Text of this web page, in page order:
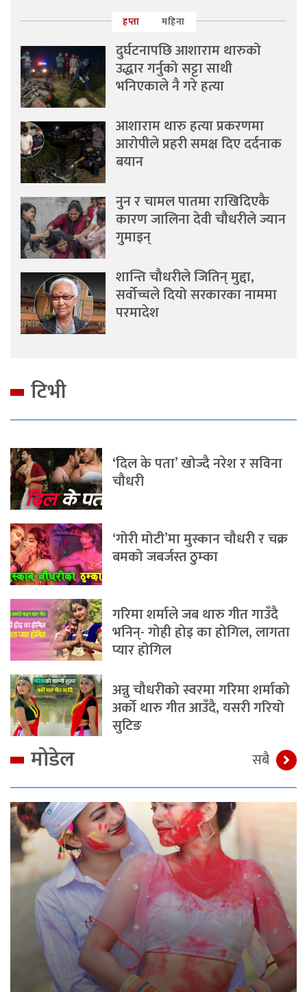
हप्ता महिना
दुर्घटनापछि आशाराम थारुको
उद्धार गर्नुको सट्टा साथी
भनिएकाले नै गरे हत्या
आशाराम थारु हत्या प्रकरणमा
आरोपीले प्रहरी समक्ष दिए दर्दनाक
बयान
नुन र चामल पातमा राखिदिएकै
कारण जालिना देवी चौधरीले ज्यान
गुमाइन्
शान्ति चौधरीले जितिन् मुद्दा,
सर्वोच्चले दियो सरकारका नाममा
परमादेश
टिभी
‘दिल के पता’ खोज्दै नरेश र सविना
चौधरी
‘गोरी मोटी’मा मुस्कान चौधरी र चक्र
बमको जबर्जस्त ठुम्का
गरिमा शर्माले जब थारु गीत गाउँदै
भनिन्- गोही होइ का होगिल, लागता
प्यार होगिल
अन्नु चौधरीको स्वरमा गरिमा शर्माको
अर्को थारु गीत आउँदै, यसरी गरियो
सुटिङ
मोडेल सबै